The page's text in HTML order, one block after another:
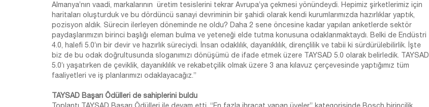
Almanya’nın vaadi, markalarının üretim tesislerini tekrar Avrupa’ya çekmesi yönündeydi. Hepimiz şirketlerimiz için
haritaları oluşturduk ve bu dördüncü sanayi devriminin bir şahidi olarak kendi kurumlarımızda hazırlıklar yaptık,
pozisyon aldık. Sürecin ilerleyen döneminde ne oldu? Daha 2 sene öncesine kadar yapılan anketlerde sektör
paydaşlarımızın birinci başlığı eleman bulma ve yeteneği elde tutma konusuna odaklanmaktaydı. Belki de Endüstri
4.0, halefi 5.0’ın bir devir ve hazırlık süreciydi. İnsan odaklılık, dayanıklılık, dirençlilik ve tabii ki sürdürülebilirlik. İşte
biz de bu odak doğrultusunda sloganımızı dönüşümü de ifade etmek üzere TAYSAD 5.0 olarak belirledik. TAYSAD
5.0’ı yaşatırken de çeviklik, dayanıklılık ve rekabetçilik olmak üzere 3 ana kılavuz çerçevesinde yaptığımız tüm
faaliyetleri ve iş planlarımızı odaklayacağız.”
TAYSAD Başarı Ödülleri de sahiplerini buldu